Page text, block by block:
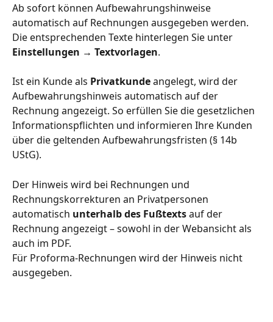
Ab sofort können Aufbewahrungshinweise
automatisch auf Rechnungen ausgegeben werden.
Die entsprechenden Texte hinterlegen Sie unter
Einstellungen → Textvorlagen.
Ist ein Kunde als Privatkunde angelegt, wird der
Aufbewahrungshinweis automatisch auf der
Rechnung angezeigt. So erfüllen Sie die gesetzlichen
Informationspflichten und informieren Ihre Kunden
über die geltenden Aufbewahrungsfristen (§ 14b
UStG).
Der Hinweis wird bei Rechnungen und
Rechnungskorrekturen an Privatpersonen
automatisch unterhalb des Fußtexts auf der
Rechnung angezeigt – sowohl in der Webansicht als
auch im PDF.
Für Proforma-Rechnungen wird der Hinweis nicht
ausgegeben.